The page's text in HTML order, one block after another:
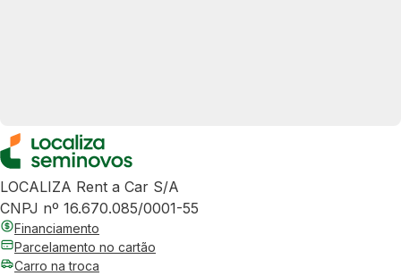
LOCALIZA Rent a Car S/A
CNPJ nº 16.670.085/0001-55
Financiamento
Parcelamento no cartão
Carro na troca